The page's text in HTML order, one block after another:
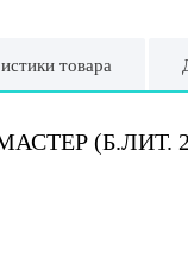
товара
(Б.ЛИТ.